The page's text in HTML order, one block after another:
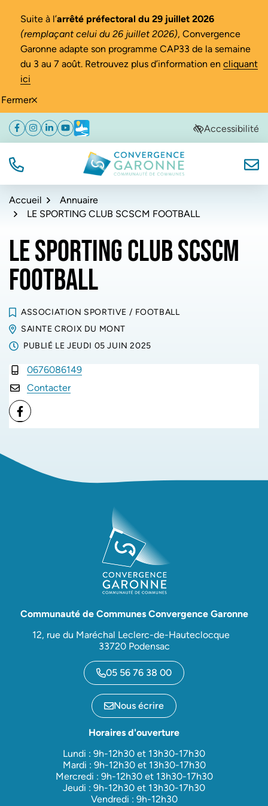
Fermer
Suite à l’arrêté préfectoral du 29 juillet 2026
(remplaçant celui du 26 juillet 2026), Convergence
Garonne adapte son programme CAP33 de la semaine
du 3 au 7 août. Retrouvez plus d’information en cliquant
ici
Aller
navigation
Aller
au
Aller
au
de
Facebook
(ouverture dans un nouvel onglet)
Instagram
(ouverture dans un nouvel onglet)
Linkedin
(ouverture dans un nouvel onglet)
YouTube
(ouverture dans un nouvel onglet)
Météo
(ouverture dans un nouvel onglet)Accessibilité
TÉL. Convergence Garonne
Accueil
Annuaire
LE SPORTING CLUB SCSCM FOOTBALL
LE SPORTING CLUB SCSCM
FOOTBALL
ASSOCIATION SPORTIVE / FOOTBALL
SAINTE CROIX DU MONT
PUBLIÉ LE JEUDI 05 JUIN 2025
INFOS UTILES
0676086149
Contacter
Facebook
Communauté de Communes Convergence Garonne
12, rue du Maréchal Leclerc-de-Hauteclocque
33720 Podensac
05 56 76 38 00
Nous écrire
Horaires d'ouverture
Lundi : 9h-12h30 et 13h30-17h30
Mardi : 9h-12h30 et 13h30-17h30
Mercredi : 9h-12h30 et 13h30-17h30
Jeudi : 9h-12h30 et 13h30-17h30
Vendredi : 9h-12h30